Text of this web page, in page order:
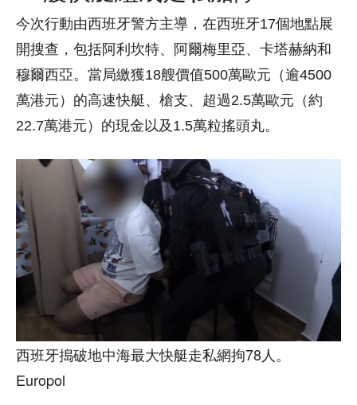
今次行動由西班牙警方主導，在西班牙17個地點展
開搜查，包括阿利坎特、阿爾梅里亞、卡塔赫納和
穆爾西亞。當局繳獲18艘價值500萬歐元（逾4500
萬港元）的高速快艇、槍支、超過2.5萬歐元（約
22.7萬港元）的現金以及1.5萬粒搖頭丸。
西班牙搗破地中海最大快艇走私網拘78人。
Europol